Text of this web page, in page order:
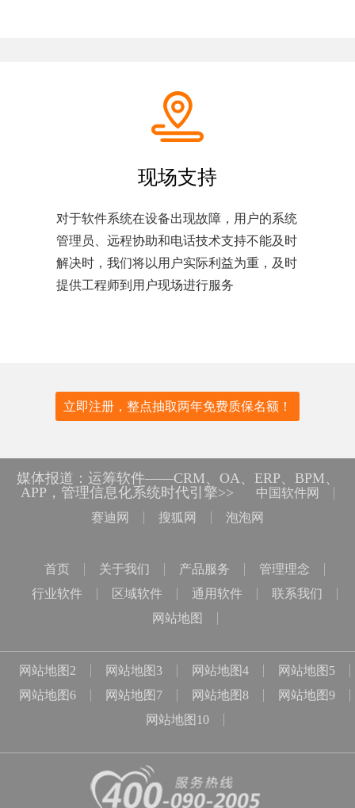
现场支持
对于软件系统在设备出现故障，用户的系统
管理员、远程协助和电话技术支持不能及时
解决时，我们将以用户实际利益为重，及时
提供工程师到用户现场进行服务
立即注册，整点抽取两年免费质保名额！
媒体报道：运筹软件——CRM、OA、ERP、BPM、
APP，管理信息化系统时代引擎>>
中国软件网
赛迪网
搜狐网 泡泡网
首页 关于我们 产品服务
管理理念
行业软件
区域软件 通用软件
联系我们
网站地图
网站地图2 网站地图3 网站地图4
网站地图5
网站地图6
网站地图7 网站地图8
网站地图9
网站地图10